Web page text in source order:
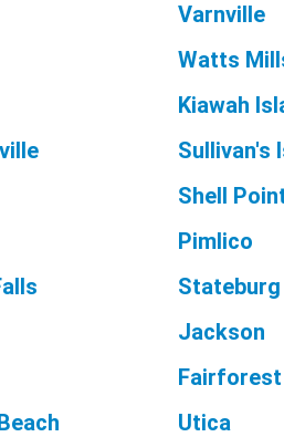
Varnville
Watts
Kiawah
Sullivan's
Shell
Pimlico
Stateburg
Jackson
Fairforest
Utica